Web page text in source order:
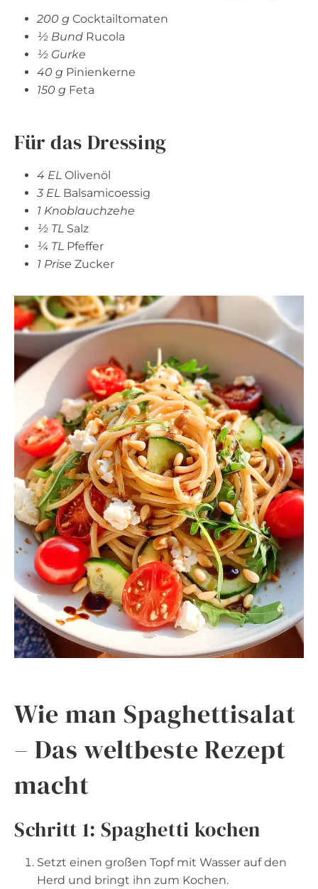
200 g Cocktailtomaten
½ Bund Rucola
½ Gurke
40 g Pinienkerne
150 g Feta
Für das Dressing
4 EL Olivenöl
3 EL Balsamicoessig
1 Knoblauchzehe
½ TL Salz
¼ TL Pfeffer
1 Prise Zucker
Wie man Spaghettisalat
– Das weltbeste Rezept
macht
Schritt 1: Spaghetti kochen
Setzt einen großen Topf mit Wasser auf den
Herd und bringt ihn zum Kochen.